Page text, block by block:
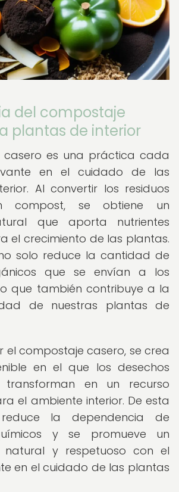
del compostaje
plantas de interior
casero es una práctica cada
en el cuidado de las
Al convertir los residuos
compost, se obtiene un
que aporta nutrientes
el crecimiento de las plantas.
solo reduce la cantidad de
que se envían a los
que también contribuye a la
de nuestras plantas de
el compostaje casero, se crea
en el que los desechos
transforman en un recurso
el ambiente interior. De esta
la dependencia de
y se promueve un
natural y respetuoso con el
en el cuidado de las plantas